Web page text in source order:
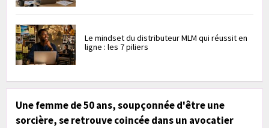
Le mindset du distributeur MLM qui réussit en
ligne : les 7 piliers
Une femme de 50 ans, soupçonnée d'être une
sorcière, se retrouve coincée dans un avocatier